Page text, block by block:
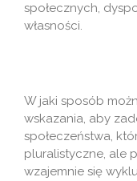
społecznych,
własności.
W jaki sposób
wskazania, aby
społeczeństwa,
pluralistyczne, ale
wzajemnie się